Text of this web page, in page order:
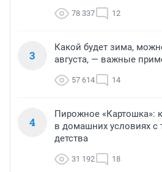
78 337 12
3
Какой будет зима,
августа, — важные
57 614 14
4
Пирожное «Картошка»:
в домашних условиях
детства
31 192 18